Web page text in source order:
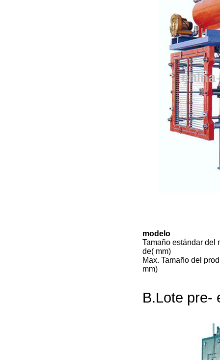
modelo
Tamaño estándar del
de( mm)
Max. Tamaño del
mm)
B.Lote pre-